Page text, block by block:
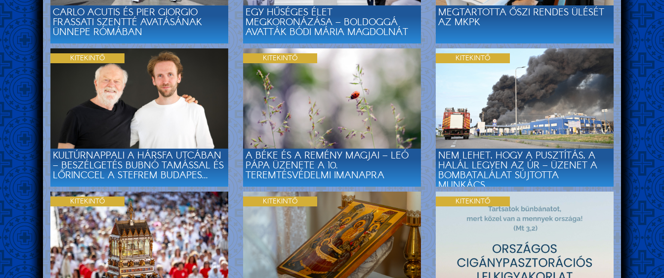
CARLO ACUTIS ÉS PIER GIORGIO
FRASSATI SZENTTÉ AVATÁSÁNAK
ÜNNEPE RÓMÁBAN
EGY HŰSÉGES ÉLET
MEGKORONÁZÁSA – BOLDOGGÁ
AVATTÁK BÓDI MÁRIA MAGDOLNÁT
MEGTARTOTTA ŐSZI RENDES ÜLÉSÉT
AZ MKPK
KULTÚRNAPPALI A HÁRSFA UTCÁBAN
– BESZÉLGETÉS BUBNÓ TAMÁSSAL ÉS
LŐRINCCEL A STEFREM BUDAPES...
KITEKINTŐ
A BÉKE ÉS A REMÉNY MAGJAI – LEÓ
PÁPA ÜZENETE A 10.
TEREMTÉSVÉDELMI IMANAPRA
KITEKINTŐ
NEM LEHET, HOGY A PUSZTÍTÁS, A
HALÁL LEGYEN AZ ÚR – ÜZENET A
BOMBATALÁLAT SÚJTOTTA
MUNKÁCS...
KITEKINTŐ
KITEKINTŐ KITEKINTŐ KITEKINTŐ